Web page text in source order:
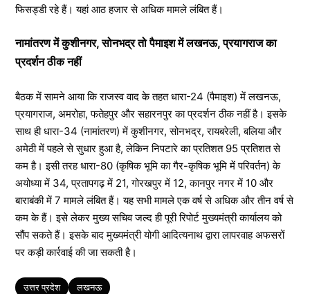
फिसड्डी रहे हैं। यहां आठ हजार से अधिक मामले लंबित हैं।
नामांतरण में कुशीनगर, सोनभद्र तो पैमाइश में लखनऊ, प्रयागराज का
प्रदर्शन ठीक नहीं
बैठक में सामने आया कि राजस्व वाद के तहत धारा-24 (पैमाइश) में लखनऊ,
प्रयागराज, अमरोहा, फतेहपुर और सहारनपुर का प्रदर्शन ठीक नहीं है। इसके
साथ ही धारा-34 (नामांतरण) में कुशीनगर, सोनभद्र, रायबरेली, बलिया और
अमेठी में पहले से सुधार हुआ है, लेकिन निपटारे का प्रतिशत 95 प्रतिशत से
कम है। इसी तरह धारा-80 (कृषिक भूमि का गैर-कृषिक भूमि में परिवर्तन) के
अयोध्या में 34, प्रतापगढ़ में 21, गोरखपुर में 12, कानपुर नगर में 10 और
बाराबंकी में 7 मामले लंबित हैं। यह सभी मामले एक वर्ष से अधिक और तीन वर्ष से
कम के हैं। इसे लेकर मुख्य सचिव जल्द ही पूरी रिपोर्ट मुख्यमंत्री कार्यालय को
सौंप सकते हैं। इसके बाद मुख्यमंत्री योगी आदित्यनाथ द्वारा लापरवाह अफसरों
पर कड़ी कार्रवाई की जा सकती है।
Tags
उत्तर प्रदेश लखनऊ